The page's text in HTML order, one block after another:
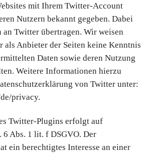
mit Ihrem Twitter-Account
Nutzern bekannt gegeben. Dabei
an Twitter übertragen. Wir weisen
als Anbieter der Seiten keine Kenntnis
Daten sowie deren Nutzung
Weitere Informationen hierzu
von Twitter unter:
privacy.
Twitter-Plugins erfolgt auf
6 Abs. 1 lit. f DSGVO. Der
ein berechtigtes Interesse an einer